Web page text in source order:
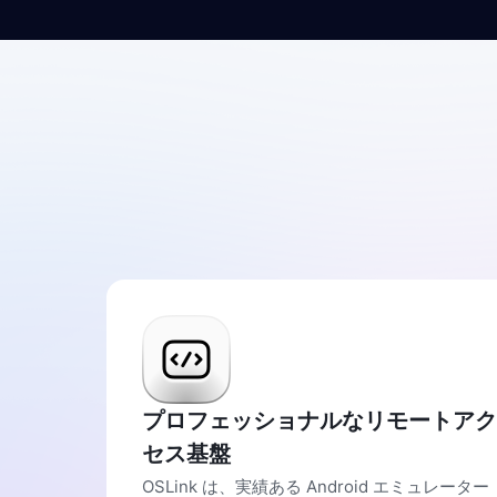
プロフェッショナルなリモートアク
セス基盤
OSLink は、実績ある Android エミュレーター